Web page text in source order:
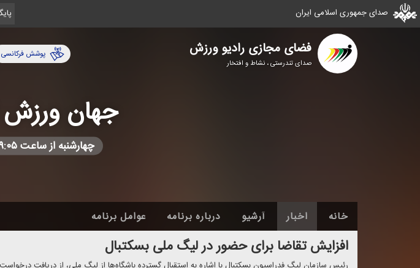
صدای جمهوری اسلامی ایران
فضای مجازی رادیو ورزش
صدای تندرستی ، نشاط و افتخار
پوشش فرکانسی
جهان
چهارشنبه از ساعت ۰۹:۰۵ به مدت ۵۵دقیقه
خانه اخبار آرشیو درباره برنامه عوامل برنامه
افزایش تقاضا برای حضور در لیگ ملی بسكتبال